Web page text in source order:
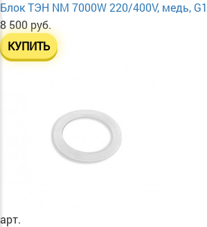
Блок ТЭН NM 7000W 220/400V, медь,
8 500 руб.
КУПИТЬ
арт.